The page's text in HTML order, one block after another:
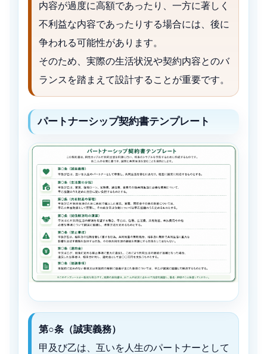
内容が過度に高額であったり、一方に著しく
不利益な内容であったりする場合には、後に
争われる可能性があります。
そのため、実際の生活状況や契約内容とのバ
ランスを踏まえて設計することが重要です。
パートナーシップ契約書テンプレート
第○条（誠実義務）
甲及び乙は、互いを人生のパートナーとして